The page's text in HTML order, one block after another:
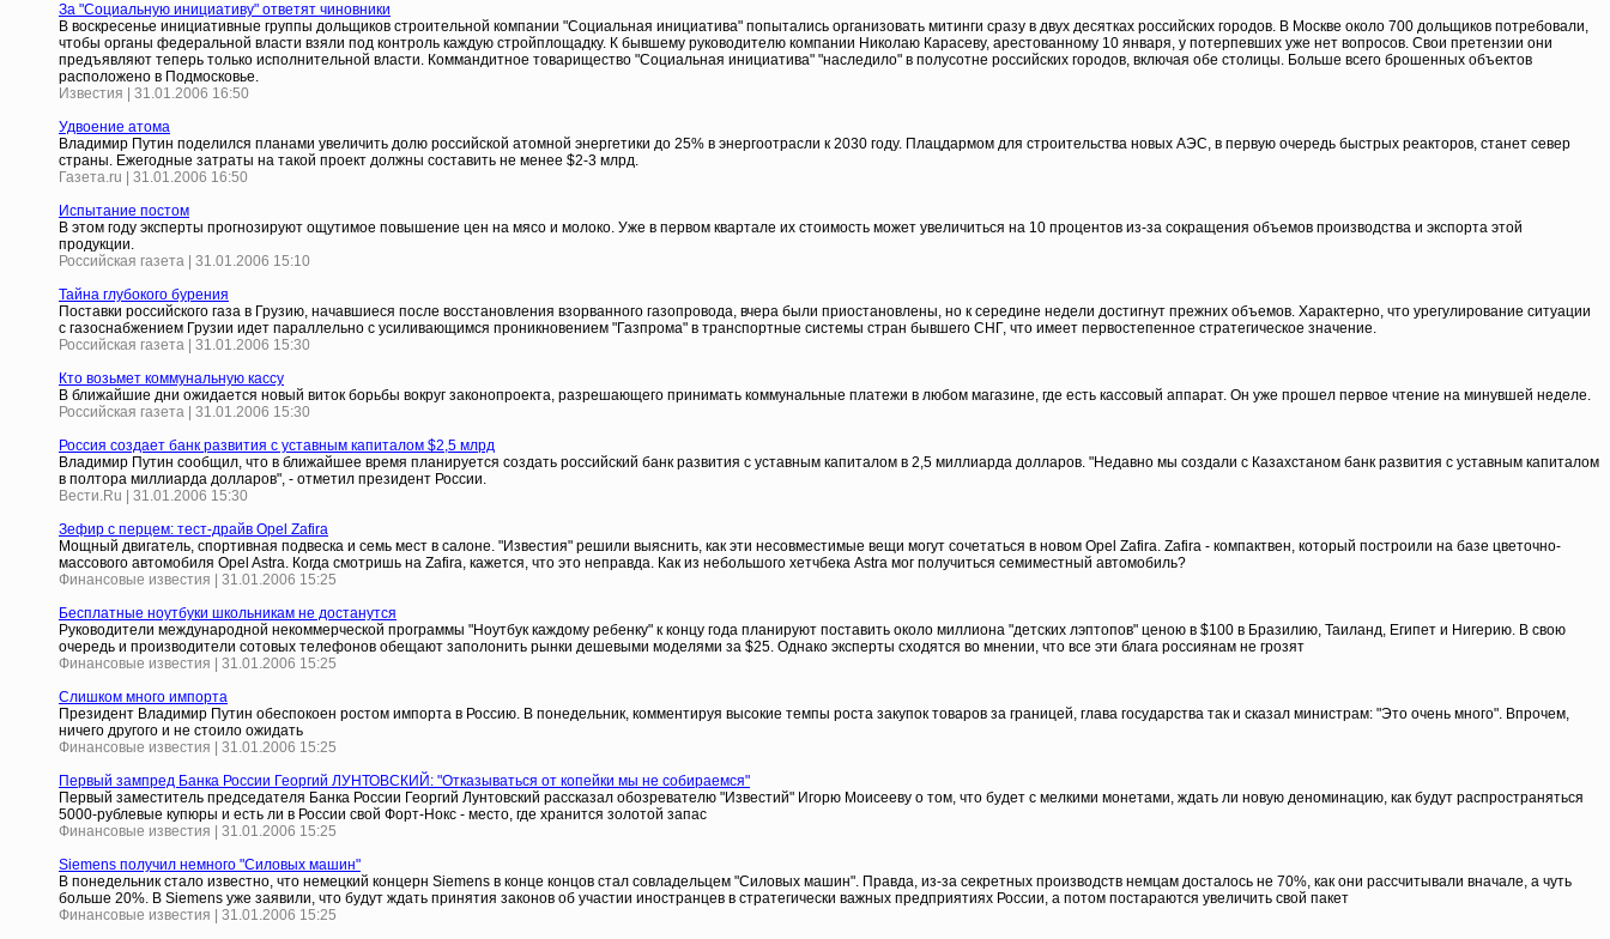
За "Социальную инициативу" ответят чиновники
В воскресенье инициативные группы дольщиков строительной компании "Социальная инициатива" попытались организовать митинги сразу в двух десятках российских городов. В Москве около 700 дольщиков потребовали,
чтобы органы федеральной власти взяли под контроль каждую стройплощадку. К бывшему руководителю компании Николаю Карасеву, арестованному 10 января, у потерпевших уже нет вопросов. Свои претензии они
предъявляют теперь только исполнительной власти. Коммандитное товарищество "Социальная инициатива" "наследило" в полусотне российских городов, включая обе столицы. Больше всего брошенных объектов
расположено в Подмосковье.
Известия | 31.01.2006 16:50
Удвоение атома
Владимир Путин поделился планами увеличить долю российской атомной энергетики до 25% в энергоотрасли к 2030 году. Плацдармом для строительства новых АЭС, в первую очередь быстрых реакторов, станет север
страны. Ежегодные затраты на такой проект должны составить не менее $2-3 млрд.
Газета.ru | 31.01.2006 16:50
Испытание постом
В этом году эксперты прогнозируют ощутимое повышение цен на мясо и молоко. Уже в первом квартале их стоимость может увеличиться на 10 процентов из-за сокращения объемов производства и экспорта этой
продукции.
Российская газета | 31.01.2006 15:10
Тайна глубокого бурения
Поставки российского газа в Грузию, начавшиеся после восстановления взорванного газопровода, вчера были приостановлены, но к середине недели достигнут прежних объемов. Характерно, что урегулирование ситуации
с газоснабжением Грузии идет параллельно с усиливающимся проникновением "Газпрома" в транспортные системы стран бывшего СНГ, что имеет первостепенное стратегическое значение.
Российская газета | 31.01.2006 15:30
Кто возьмет коммунальную кассу
В ближайшие дни ожидается новый виток борьбы вокруг законопроекта, разрешающего принимать коммунальные платежи в любом магазине, где есть кассовый аппарат. Он уже прошел первое чтение на минувшей неделе.
Российская газета | 31.01.2006 15:30
Россия создает банк развития с уставным капиталом $2,5 млрд
Владимир Путин сообщил, что в ближайшее время планируется создать российский банк развития с уставным капиталом в 2,5 миллиарда долларов. "Недавно мы создали с Казахстаном банк развития с уставным капиталом
в полтора миллиарда долларов", - отметил президент России.
Вести.Ru | 31.01.2006 15:30
Зефир с перцем: тест-драйв Opel Zafira
Мощный двигатель, спортивная подвеска и семь мест в салоне. "Известия" решили выяснить, как эти несовместимые вещи могут сочетаться в новом Opel Zafira. Zafira - компактвен, который построили на базе цветочно-
массового автомобиля Opel Astra. Когда смотришь на Zafira, кажется, что это неправда. Как из небольшого хетчбека Astra мог получиться семиместный автомобиль?
Финансовые известия | 31.01.2006 15:25
Бесплатные ноутбуки школьникам не достанутся
Руководители международной некоммерческой программы "Ноутбук каждому ребенку" к концу года планируют поставить около миллиона "детских лэптопов" ценою в $100 в Бразилию, Таиланд, Египет и Нигерию. В свою
очередь и производители сотовых телефонов обещают заполонить рынки дешевыми моделями за $25. Однако эксперты сходятся во мнении, что все эти блага россиянам не грозят
Финансовые известия | 31.01.2006 15:25
Слишком много импорта
Президент Владимир Путин обеспокоен ростом импорта в Россию. В понедельник, комментируя высокие темпы роста закупок товаров за границей, глава государства так и сказал министрам: "Это очень много". Впрочем,
ничего другого и не стоило ожидать
Финансовые известия | 31.01.2006 15:25
Первый зампред Банка России Георгий ЛУНТОВСКИЙ: "Отказываться от копейки мы не собираемся"
Первый заместитель председателя Банка России Георгий Лунтовский рассказал обозревателю "Известий" Игорю Моисееву о том, что будет с мелкими монетами, ждать ли новую деноминацию, как будут распространяться
5000-рублевые купюры и есть ли в России свой Форт-Нокс - место, где хранится золотой запас
Финансовые известия | 31.01.2006 15:25
Siemens получил немного "Силовых машин"
В понедельник стало известно, что немецкий концерн Siemens в конце концов стал совладельцем "Силовых машин". Правда, из-за секретных производств немцам досталось не 70%, как они рассчитывали вначале, а чуть
больше 20%. В Siemens уже заявили, что будут ждать принятия законов об участии иностранцев в стратегически важных предприятиях России, а потом постараются увеличить свой пакет
Финансовые известия | 31.01.2006 15:25